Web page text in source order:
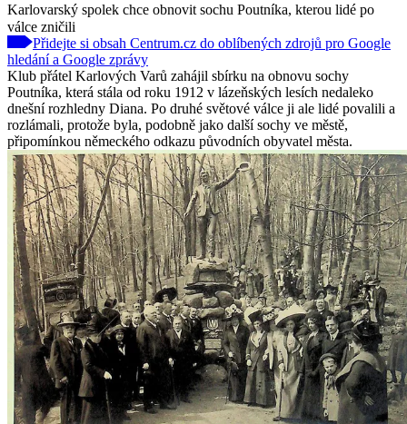
Karlovarský spolek chce obnovit sochu Poutníka, kterou lidé po
válce zničili
Přidejte si obsah Centrum.cz do oblíbených zdrojů pro Google
hledání a Google zprávy
Klub přátel Karlových Varů zahájil sbírku na obnovu sochy
Poutníka, která stála od roku 1912 v lázeňských lesích nedaleko
dnešní rozhledny Diana. Po druhé světové válce ji ale lidé povalili a
rozlámali, protože byla, podobně jako další sochy ve městě,
připomínkou německého odkazu původních obyvatel města.